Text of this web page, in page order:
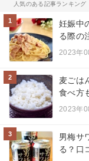
人気のある記事ランキング
1
妊娠中
る際の
2023年
2
麦ごは
食べ方
2023年
3
男梅サ
る？口